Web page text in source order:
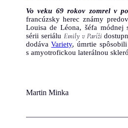
Vo veku 69 rokov zomrel v
francúzsky herec známy
Louisa de Léona, šéfa
sérii seriálu Emily v Paríži
dodávaVariety, úmrtie
s amyotrofickou laterálnou
Martin Minka